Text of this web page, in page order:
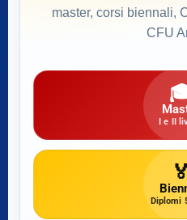
master, corsi biennali,
CFU
I e II
🏅
Diplomi